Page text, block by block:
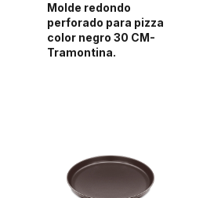
Molde redondo
perforado para pizza
color negro 30 CM-
Tramontina.